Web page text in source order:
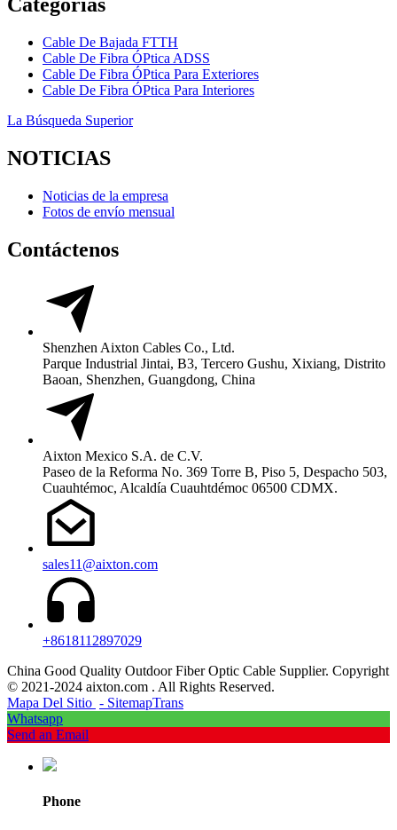
Categorías
Cable De Bajada FTTH
Cable De Fibra ÓPtica ADSS
Cable De Fibra ÓPtica Para Exteriores
Cable De Fibra ÓPtica Para Interiores
La Búsqueda Superior
NOTICIAS
Noticias de la empresa
Fotos de envío mensual
Contáctenos
Shenzhen Aixton Cables Co., Ltd.
Parque Industrial Jintai, B3, Tercero Gushu, Xixiang, Distrito
Baoan, Shenzhen, Guangdong, China
Aixton Mexico S.A. de C.V.
Paseo de la Reforma No. 369 Torre B, Piso 5, Despacho 503,
Cuauhtémoc, Alcaldía Cuauhtdémoc 06500 CDMX.
sales11@aixton.com
+8618112897029
China Good Quality Outdoor Fiber Optic Cable Supplier. Copyright
© 2021-2024 aixton.com . All Rights Reserved.
Mapa Del Sitio - SitemapTrans
Whatsapp
Send an Email
Phone